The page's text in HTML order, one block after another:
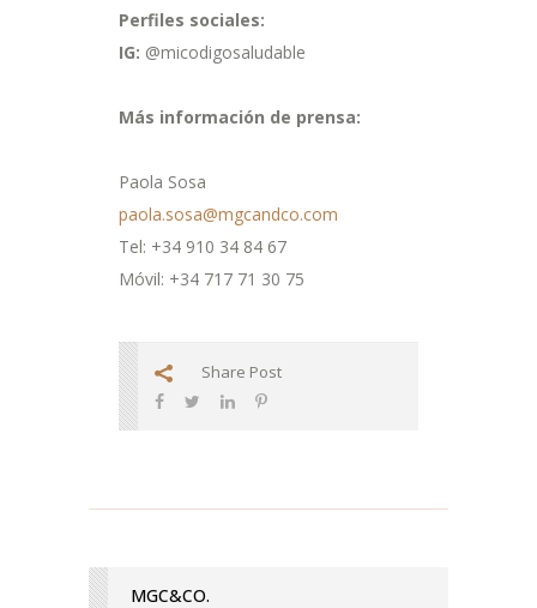
Perfiles sociales:
IG: @micodigosaludable
Más información de prensa:
Paola Sosa
paola.sosa@mgcandco.com
Tel: +34 910 34 84 67
Móvil: +34 717 71 30 75
Share Post
MGC&CO.